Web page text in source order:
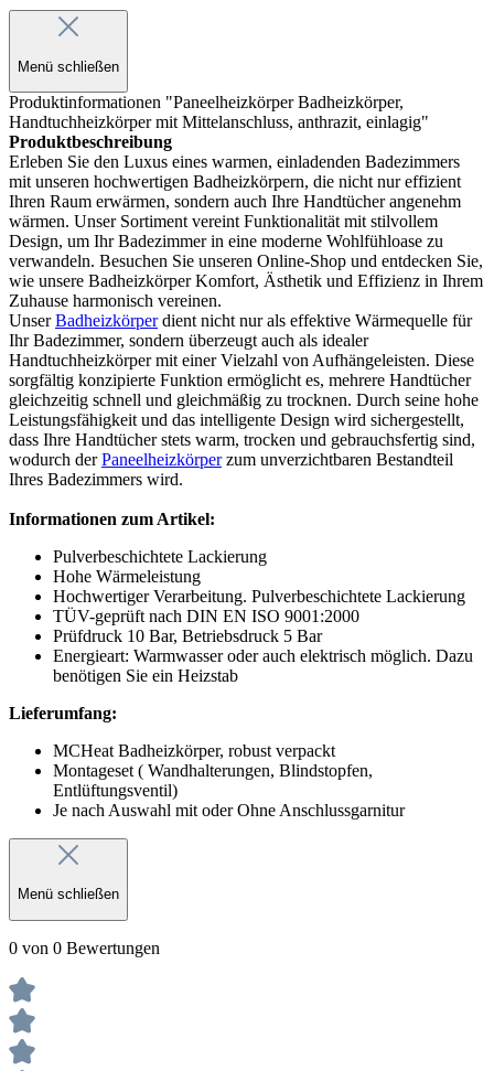
Menü schließen
Produktinformationen "Paneelheizkörper Badheizkörper,
Handtuchheizkörper mit Mittelanschluss, anthrazit, einlagig"
Produktbeschreibung
Erleben Sie den Luxus eines warmen, einladenden Badezimmers
mit unseren hochwertigen Badheizkörpern, die nicht nur effizient
Ihren Raum erwärmen, sondern auch Ihre Handtücher angenehm
wärmen. Unser Sortiment vereint Funktionalität mit stilvollem
Design, um Ihr Badezimmer in eine moderne Wohlfühloase zu
verwandeln. Besuchen Sie unseren Online-Shop und entdecken Sie,
wie unsere Badheizkörper Komfort, Ästhetik und Effizienz in Ihrem
Zuhause harmonisch vereinen.
UnserBadheizkörperdient nicht nur als effektive Wärmequelle für
Ihr Badezimmer, sondern überzeugt auch als idealer
Handtuchheizkörper mit einer Vielzahl von Aufhängeleisten. Diese
sorgfältig konzipierte Funktion ermöglicht es, mehrere Handtücher
gleichzeitig schnell und gleichmäßig zu trocknen. Durch seine hohe
Leistungsfähigkeit und das intelligente Design wird sichergestellt,
dass Ihre Handtücher stets warm, trocken und gebrauchsfertig sind,
wodurch derPaneelheizkörperzum unverzichtbaren Bestandteil
Ihres Badezimmers wird.
Informationen zum Artikel:
Pulverbeschichtete Lackierung
Hohe Wärmeleistung
Hochwertiger Verarbeitung. Pulverbeschichtete Lackierung
TÜV-geprüft nach DIN EN ISO 9001:2000
Prüfdruck 10 Bar, Betriebsdruck 5 Bar
Energieart: Warmwasser oder auch elektrisch möglich. Dazu
benötigen Sie ein Heizstab
Lieferumfang:
MCHeat Badheizkörper, robust verpackt
Montageset ( Wandhalterungen, Blindstopfen,
Entlüftungsventil)
Je nach Auswahl mit oder Ohne Anschlussgarnitur
Menü schließen
0 von 0 Bewertungen